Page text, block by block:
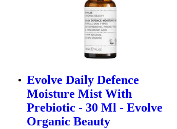
Evolve Daily Defence
Moisture Mist With
Prebiotic - 30 Ml - Evolve
Organic Beauty